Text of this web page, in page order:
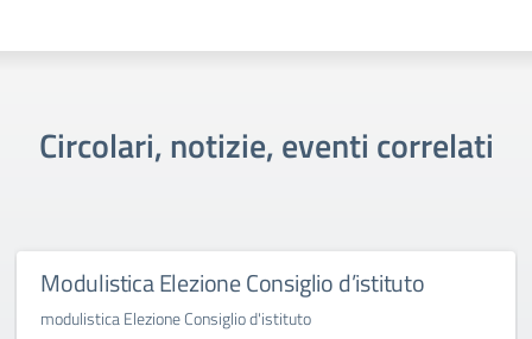
Circolari, notizie, eventi correlati
Modulistica Elezione Consiglio d’istituto
modulistica Elezione Consiglio d'istituto